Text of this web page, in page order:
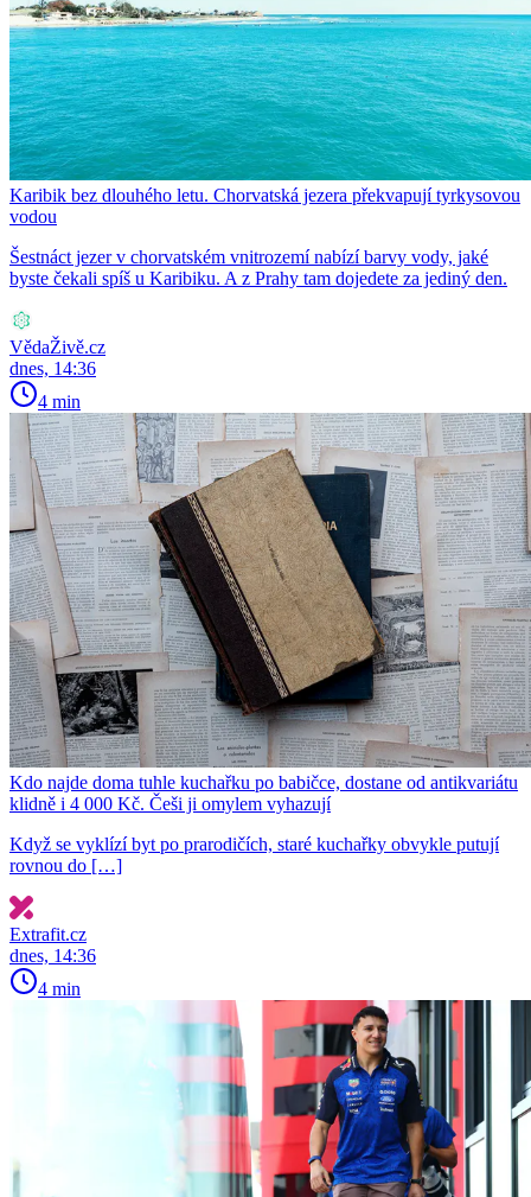
Karibik bez dlouhého letu. Chorvatská jezera překvapují tyrkysovou
vodou
Šestnáct jezer v chorvatském vnitrozemí nabízí barvy vody, jaké
byste čekali spíš u Karibiku. A z Prahy tam dojedete za jediný den.
VědaŽivě.cz
dnes, 14:36
4 min
Kdo najde doma tuhle kuchařku po babičce, dostane od antikvariátu
klidně i 4 000 Kč. Češi ji omylem vyhazují
Když se vyklízí byt po prarodičích, staré kuchařky obvykle putují
rovnou do […]
Extrafit.cz
dnes, 14:36
4 min